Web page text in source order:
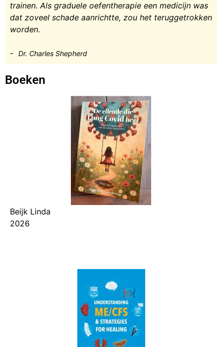
trainen. Als graduele oefentherapie een medicijn was
dat zoveel schade aanrichtte, zou het teruggetrokken
worden.
- Dr. Charles Shepherd
Boeken
Beijk Linda
2026